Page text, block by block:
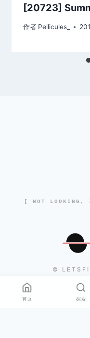
[20723]
作者 Pellicules_
[ NOT LOOKING,
©
首页 探索